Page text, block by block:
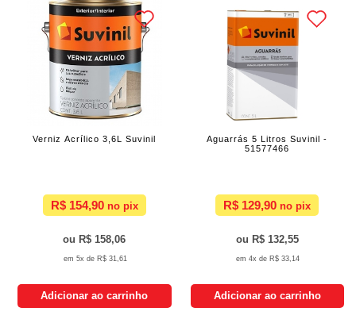
Verniz Acrílico 3,6L Suvinil
R$ 154,90
R$ 158,06
5x de R$ 31,61
Adicionar ao carrinho
Aguarrás 5 Litros Suvinil -
51577466
R$ 129,90
R$ 132,55
4x de R$ 33,14
Adicionar ao carrinho